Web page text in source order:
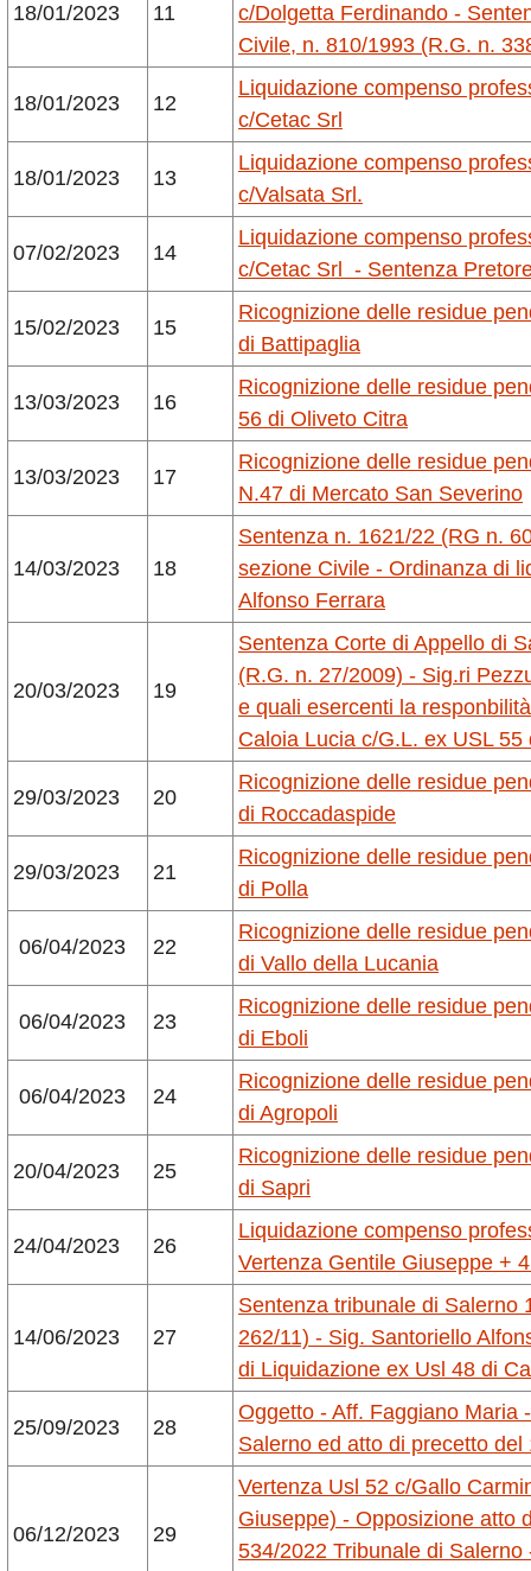
18/01/2023 11
c/Dolgetta Ferdinando -
Civile, n. 810/1993 (R.G. n.
18/01/2023 12
Liquidazione compenso
c/Cetac Srl
18/01/2023 13
Liquidazione compenso
c/Valsata Srl.
07/02/2023 14
Liquidazione compenso
c/Cetac Srl - Sentenza
15/02/2023 15
Ricognizione delle residue
di Battipaglia
13/03/2023 16
Ricognizione delle residue
56 di Oliveto Citra
13/03/2023 17
Ricognizione delle residue
N.47 di Mercato San Severino
14/03/2023 18
Sentenza n. 1621/22 (RG n.
sezione Civile - Ordinanza di
Alfonso Ferrara
20/03/2023 19
Sentenza Corte di Appello di
(R.G. n. 27/2009) - Sig.ri
e quali esercenti la
Caloia Lucia c/G.L. ex USL
29/03/2023 20
Ricognizione delle residue
di Roccadaspide
29/03/2023 21
Ricognizione delle residue
di Polla
06/04/2023 22
Ricognizione delle residue
di Vallo della Lucania
06/04/2023 23
Ricognizione delle residue
di Eboli
06/04/2023 24
Ricognizione delle residue
di Agropoli
20/04/2023 25
Ricognizione delle residue
di Sapri
24/04/2023 26
Liquidazione compenso
Vertenza Gentile Giuseppe +
14/06/2023 27
Sentenza tribunale di Salerno
262/11) - Sig. Santoriello
di Liquidazione ex Usl 48 di
25/09/2023 28
Oggetto - Aff. Faggiano Maria
Salerno ed atto di precetto
06/12/2023 29
Vertenza Usl 52 c/Gallo
Giuseppe) - Opposizione atto
534/2022 Tribunale di